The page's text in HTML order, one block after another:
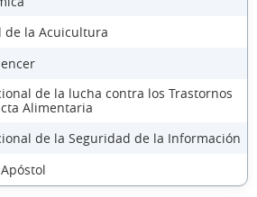
de la Acuicultura
de la lucha contra los Trastornos
Alimentaria
de la Seguridad de la Información